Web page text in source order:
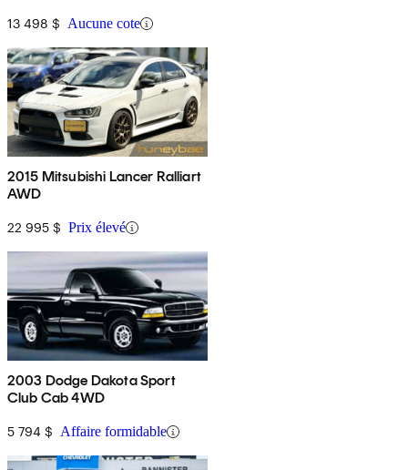
13 498 $ Aucune cote
2015 Mitsubishi Lancer Ralliart
AWD
22 995 $ Prix élevé
2003 Dodge Dakota Sport
Club Cab 4WD
5 794 $ Affaire formidable